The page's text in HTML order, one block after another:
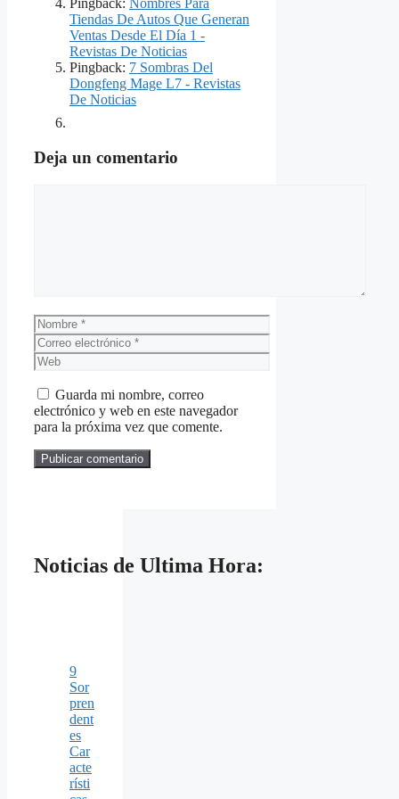
Pingback: Nombres Para
Tiendas De Autos Que Generan
Ventas Desde El Día 1 -
Revistas De Noticias
Pingback: 7 Sombras Del
Dongfeng Mage L7 - Revistas
De Noticias
Deja un comentario
Nombre
Correo
electrónico
Web
Guarda mi nombre, correo
electrónico y web en este navegador
para la próxima vez que comente.
Noticias de Ultima Hora:
9
Sor
pren
dent
es
Car
acte
rísti